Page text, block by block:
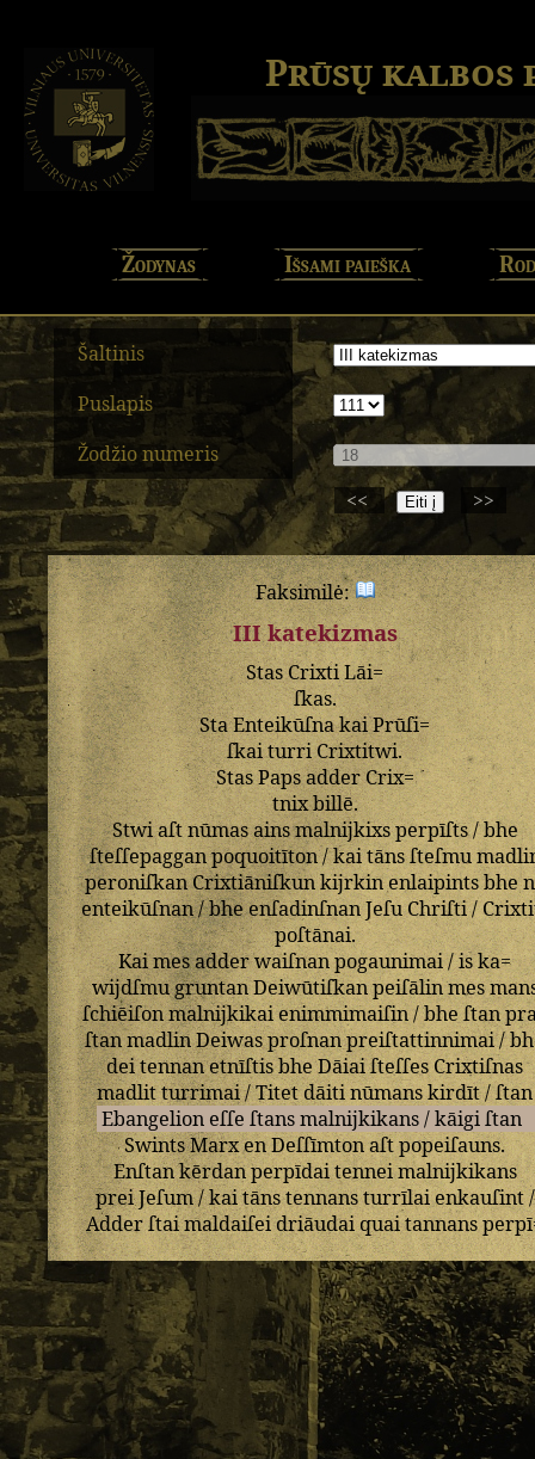
Prūsų kalbos
Žodynas Išsami paieška
Šaltinis
Puslapis
Žodžio numeris
<<
>>
Faksimilė:
III katekizmas
Stas Crixti Lāi=
ſkas.
StaEnteikūſnakai Prūſi=
ſkaiturri Crixtitwi.
StasPapsadderCrix=
tnixbillē.
Stwiaſtnūmasainsmalnijkixsperpīſts/bhe
ſteſſepagganpoquoitīton/kaitānsſteſmu
peroniſkanCrixtiāniſkunkijrkin enlaipintsbhe
enteikūſnan/bheenſadinſnanJeſuChriſti/
poſtānai.
Kaimesadder waiſnan pogaunimai/is ka=
wijdſmugruntanDeiwūtiſkanpeiſālinmes
ſchiēiſonmalnijkikaienimmimaiſin/bhe ſtan
ſtanmadlin Deiwasproſnan preiſtattinnimai/
deitennanetnīſtisbhe Dāiaiſteſſes Crixtiſnas
madlitturrimai/Titetdāitinūmans kirdīt/ſtan
Ebangelion eſſe ſtans malnijkikans/kāigi ſtan
SwintsMarxenDeſſīmtonaſt popeiſauns.
Enſtankērdanperpīdaitenneimalnijkikans
preiJeſum/kaitānstennansturrīlaienkauſint/
Adder ſtaimaldaiſeidriāudaiquaitannansperpī